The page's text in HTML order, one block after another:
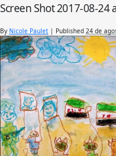
Screen Shot 2017-08-24
By Nicole Paulet | Published 24 de